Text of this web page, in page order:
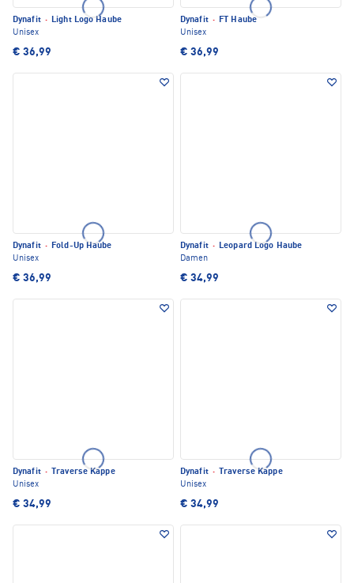
Dynafit · Light Logo Haube
Unisex
€ 36,99
Dynafit · FT Haube
Unisex
€ 36,99
Dynafit · Fold-Up Haube
Unisex
€ 36,99
Dynafit · Leopard Logo Haube
Damen
€ 34,99
Dynafit ·
Traverse Kappe
Unisex
€ 34,99
Dynafit ·
Traverse Kappe
Unisex
€ 34,99